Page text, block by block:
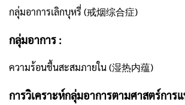
กลุ่มอาการเลิกบุหรี่ (戒烟综合症)
กลุ่มอาการ :
ความร้อนชื้นสะสมภายใน (湿热内蕴)
การวิเคราะห์กลุ่มอาการตามศาสตร์การ